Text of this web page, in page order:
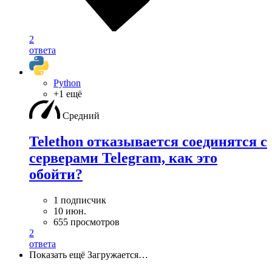
2
ответа
Python
+1 ещё
Средний
Telethon отказывается соединятся с
серверами Telegram, как это
обойти?
1 подписчик
10 июн.
655 просмотров
2
ответа
Показать ещё Загружается…